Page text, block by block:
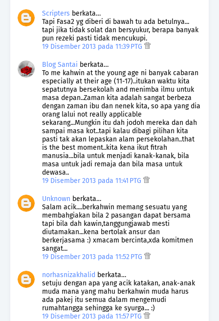
Scripters berkata…
Tapi Fasa2 yg diberi di bawah tu ada betulnya...
tapi jika tidak solat dan bersyukur, berapa banyak
pun rezeki pasti tidak mencukupi.
19 Disember 2013 pada 11:39 PTG
Blog Santai berkata…
To me kahwin at the young age ni banyak cabaran
especially at their age (11-17)..itukan waktu kita
sepatutnya bersekolah and menimba ilmu untuk
masa depan..Zaman kita adalah sangat berbeza
dengan zaman ibu dan nenek kita, so apa yang dia
orang lalui not really applicable
sekarang...Mungkin itu dah jodoh mereka dan dah
sampai masa kot..tapi kalau dibagi pilihan kita
pasti tak akan lepaskan alam persekolahan..that
is the best moment..kita kena ikut fitrah
manusia...bila untuk menjadi kanak-kanak, bila
masa untuk jadi remaja dan bila masa untuk
dewasa..
19 Disember 2013 pada 11:41 PTG
Unknown berkata…
Salam acik....berkahwin memang sesuatu yang
membahgiakan bila 2 pasangan dapat bersama
tapi bila dah kawin,tanggungjawab mesti
diutamakan...kena bertolak ansur dan
berkerjasama :) xmacam bercinta,xda komitmen
sangat...
19 Disember 2013 pada 11:52 PTG
norhasnizakhalid berkata…
setuju dengan apa yang acik katakan, anak-anak
muda mana yang mahu berkahwin muda harus
ada pakej itu semua dalam mengemudi
rumahtangga sehingga ke syurga... :)
19 Disember 2013 pada 11:57 PTG